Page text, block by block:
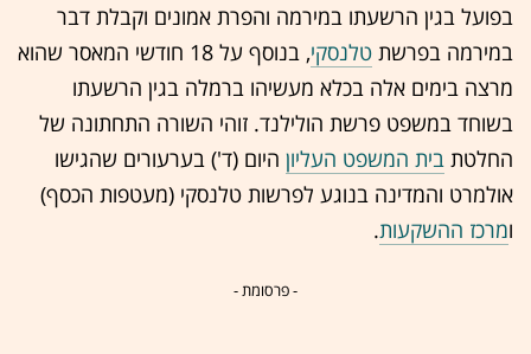
בפועל בגין הרשעתו במירמה והפרת אמונים וקבלת דבר
במירמה בפרשת טלנסקי
, בנוסף על 18 חודשי המאסר שהוא
מרצה בימים אלה בכלא מעשיהו ברמלה בגין הרשעתו
בשוחד במשפט פרשת הולילנד. זוהי השורה התחתונה של
החלטת בית המשפט העליון היום (ד') בערעורים שהגישו
אולמרט והמדינה בנוגע לפרשות טלנסקי (מעטפות הכסף)
ומרכז ההשקעות.
- פרסומת -